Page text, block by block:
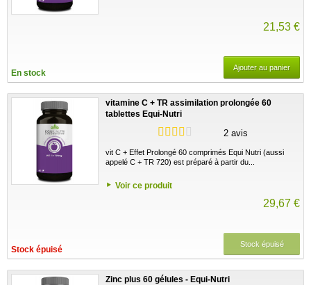
21,53 €
En stock
Ajouter au panier
vitamine C + TR assimilation prolongée 60
tablettes Equi-Nutri
2 avis
vit C + Effet Prolongé 60 comprimés Equi Nutri (aussi
appelé C + TR 720) est préparé à partir du...
Voir ce produit
29,67 €
Stock épuisé
Stock épuisé
Zinc plus 60 gélules - Equi-Nutri